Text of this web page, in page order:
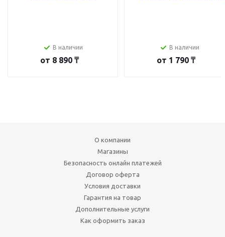
В наличии
от 8 890 ₸
В наличии
от 1 790 ₸
О компании
Магазины
Безопасность онлайн платежей
Договор оферта
Условия доставки
Гарантия на товар
Дополнительные услуги
Как оформить заказ